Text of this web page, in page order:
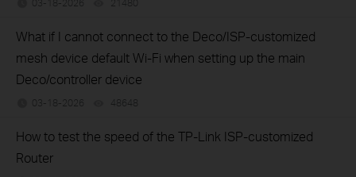
03-18-2026 21480
What if I cannot connect to the Deco/ISP-customized
mesh device default Wi-Fi when setting up the main
Deco/controller device
03-18-2026 48648
How to test the speed of the TP-Link ISP-customized
Router